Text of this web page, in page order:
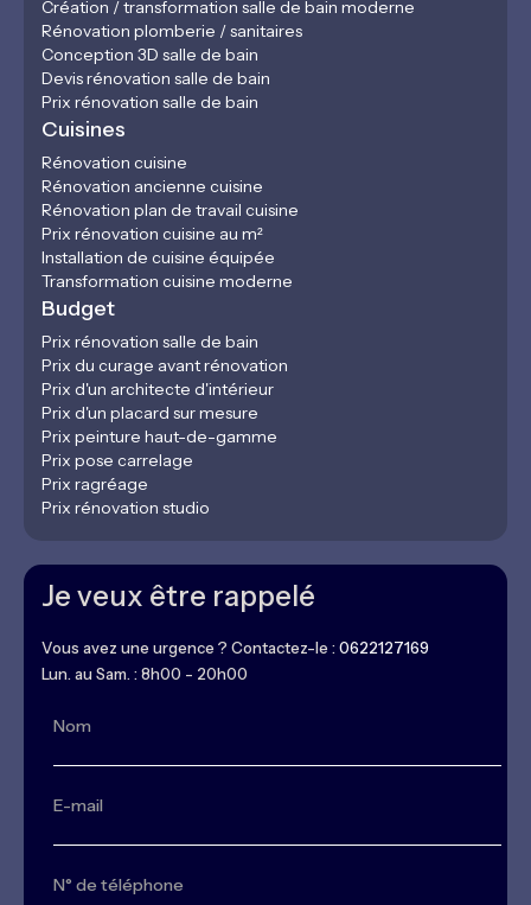
Création / transformation salle de bain moderne
Rénovation plomberie / sanitaires
Conception 3D salle de bain
Devis rénovation salle de bain
Prix rénovation salle de bain
Cuisines
Rénovation cuisine
Rénovation ancienne cuisine
Rénovation plan de travail cuisine
Prix rénovation cuisine au m²
Installation de cuisine équipée
Transformation cuisine moderne
Budget
Prix rénovation salle de bain
Prix du curage avant rénovation
Prix d'un architecte d'intérieur
Prix d'un placard sur mesure
Prix peinture haut-de-gamme
Prix pose carrelage
Prix ragréage
Prix rénovation studio
Je veux être rappelé
Vous avez une urgence ? Contactez-le : 0622127169
Lun. au Sam. : 8h00 - 20h00